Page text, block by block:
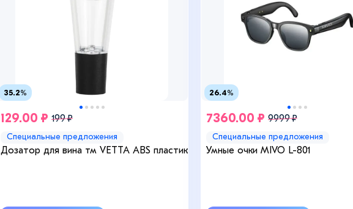
35.2%
129.00 ₽ 199 ₽
Специальные предложения
Дозатор для вина тм VETTA ABS пластик
26.4%
7360.00 ₽ 9999 ₽
Специальные предложения
Умные очки MIVO L-801